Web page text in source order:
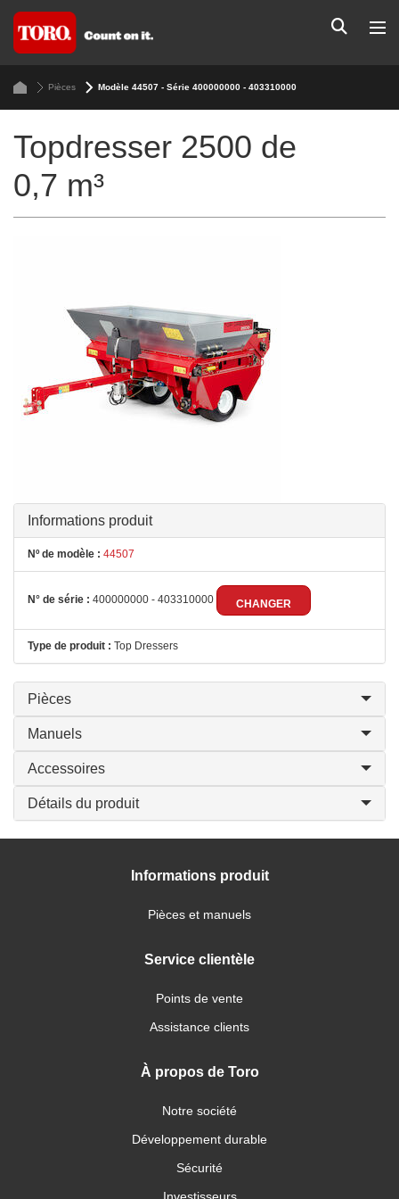
Pièces Modèle 44507 - Série 400000000 - 403310000
Topdresser 2500 de
0,7 m³
Informations produit
Nº de modèle : 44507
N° de série : 400000000 - 403310000 CHANGER
Type de produit : Top Dressers
Pièces
Manuels
Accessoires
Détails du produit
Informations produit
Pièces et manuels
Service clientèle
Points de vente
Assistance clients
À propos de Toro
Notre société
Développement durable
Sécurité